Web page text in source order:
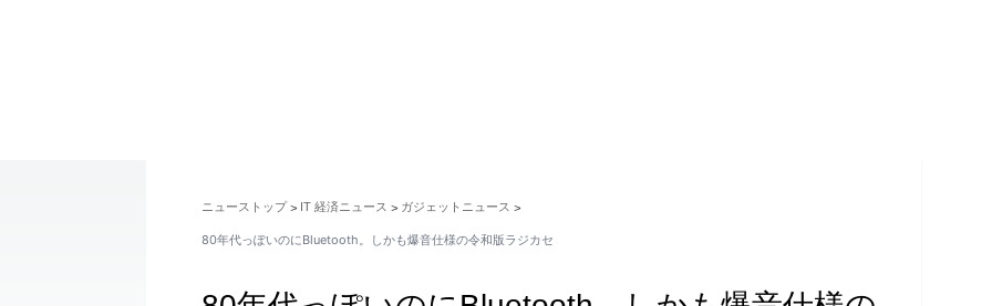
ニューストップ > IT 経済ニュース > ガジェットニュース >
80年代っぽいのにBluetooth。しかも爆音仕様の令和版ラジカセ